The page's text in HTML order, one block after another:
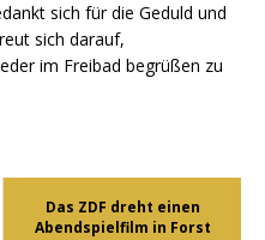
sich für die Geduld und
sich darauf,
im Freibad begrüßen zu
Das ZDF dreht einen
Abendspielfilm in Forst